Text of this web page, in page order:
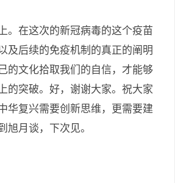
。在这次的新冠病毒的这个疫苗
及后续的免疫机制的真正的阐明
的文化拾取我们的自信，才能够
的突破。好，谢谢大家。祝大家
华复兴需要创新思维，更需要建
旭月谈，下次见。